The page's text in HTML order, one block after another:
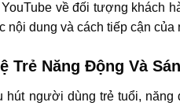
YouTube về đối tượng khách
nội dung và cách tiếp cận của
Trẻ Năng Động Và
hút người dùng trẻ tuổi,